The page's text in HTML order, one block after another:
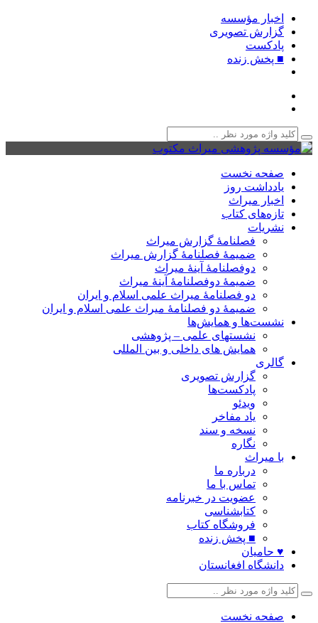
اخبار مؤسسه
گزارش تصویری
پادکست‌
■ پخش زنده
صفحه نخست
یادداشت روز
اخبار میراث
تازه‌های کتاب
نشریات
فصلنامۀ گزارش میراث
ضمیمۀ فصلنامۀ گزارش میراث
دوفصلنامۀ آینۀ میراث
ضمیمۀ دوفصلنامۀ آینۀ میراث
دو فصلنامۀ میراث علمی اسلام و ایران
ضمیمۀ دو فصلنامۀ میراث علمی اسلام و ایران
نشست‌ها و همایش‌ها
نشستهای علمی – پژوهشی
همایش های داخلی و بین المللی
گالری
گزارش تصویری
پادکست‌ها
ویدئو
یاد مفاخر
نسخه و سند
نگاره
با میراث
درباره ما
تماس با ما
عضویت در خبرنامه
کتابشناسی
فروشگاه کتاب
■ پخش زنده
♥ حامیان
دانشگاه افغانستان
صفحه نخست